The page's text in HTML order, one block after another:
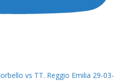
vs TT. Reggio Emilia 29-03-